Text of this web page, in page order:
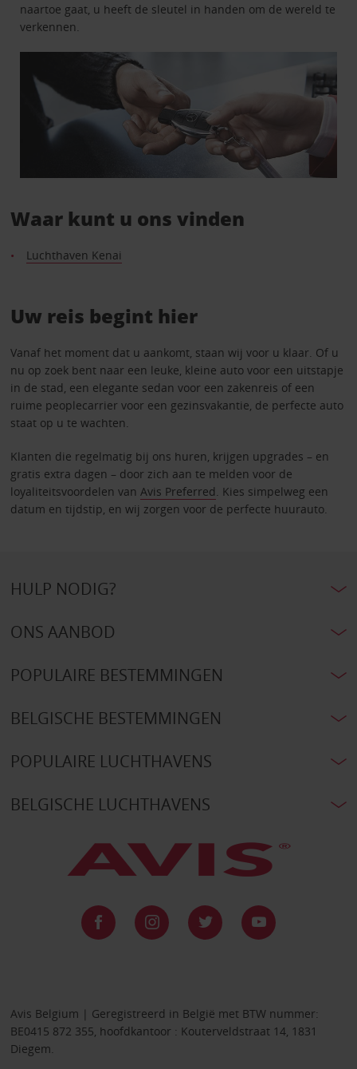
naartoe gaat, u heeft de sleutel in handen om de wereld te
verkennen.
Waar kunt u ons vinden
Luchthaven Kenai
Uw reis begint hier
Vanaf het moment dat u aankomt, staan wij voor u klaar. Of u
nu op zoek bent naar een leuke, kleine auto voor een uitstapje
in de stad, een elegante sedan voor een zakenreis of een
ruime peoplecarrier voor een gezinsvakantie, de perfecte auto
staat op u te wachten.
Klanten die regelmatig bij ons huren, krijgen upgrades – en
gratis extra dagen – door zich aan te melden voor de
loyaliteitsvoordelen van Avis Preferred. Kies simpelweg een
datum en tijdstip, en wij zorgen voor de perfecte huurauto.
HULP NODIG?
ONS AANBOD
POPULAIRE BESTEMMINGEN
BELGISCHE BESTEMMINGEN
POPULAIRE LUCHTHAVENS
BELGISCHE LUCHTHAVENS
Avis Belgium | Geregistreerd in België met BTW nummer:
BE0415 872 355, hoofdkantoor : Kouterveldstraat 14, 1831
Diegem.